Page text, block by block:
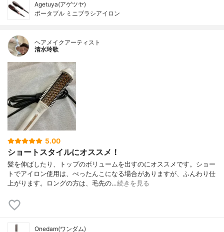
Agetuya(アゲツヤ)
ポータブル ミニブラシアイロン
ヘアメイクアーティスト
清水玲歌
5.00
ショートスタイルにオススメ！
髪を伸ばしたり、トップのボリュームを出すのにオススメです。ショー
トでアイロン使用は、ぺったんこになる場合がありますが、ふんわり仕
上がります。ロングの方は、毛先の…続きを見る
Onedam(ワンダム)